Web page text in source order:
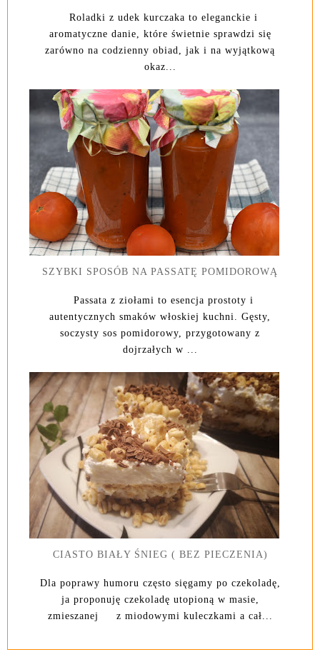
Roladki z udek kurczaka to eleganckie i
aromatyczne danie, które świetnie sprawdzi się
zarówno na codzienny obiad, jak i na wyjątkową
okaz...
SZYBKI SPOSÓB NA PASSATĘ POMIDOROWĄ
Passata z ziołami to esencja prostoty i
autentycznych smaków włoskiej kuchni. Gęsty,
soczysty sos pomidorowy, przygotowany z
dojrzałych w ...
CIASTO BIAŁY ŚNIEG ( BEZ PIECZENIA)
Dla poprawy humoru często sięgamy po czekoladę,
ja proponuję czekoladę utopioną w masie,
zmieszanej z miodowymi kuleczkami a cał...